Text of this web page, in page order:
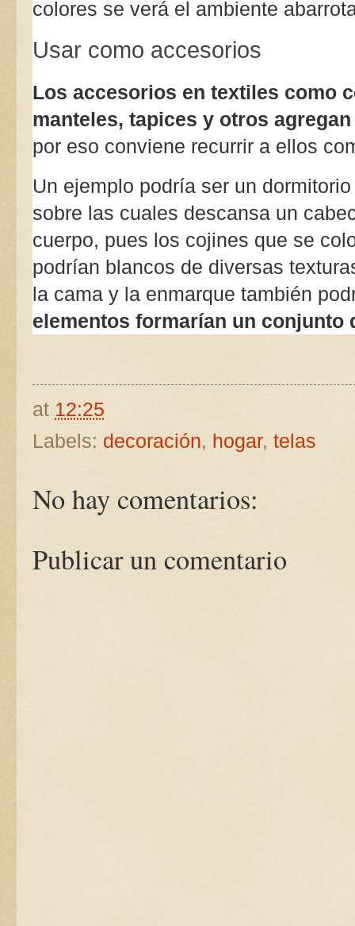
colores se verá el ambiente
Usar como accesorios
Los accesorios en textiles como
manteles, tapices y otros
por eso conviene recurrir a ellos
Un ejemplo podría ser un
sobre las cuales descansa un
cuerpo, pues los cojines que se
podrían blancos de diversas
la cama y la enmarque también
elementos formarían un conjunto
at 12:25
Labels: decoración, hogar, telas
No hay comentarios:
Publicar un comentario